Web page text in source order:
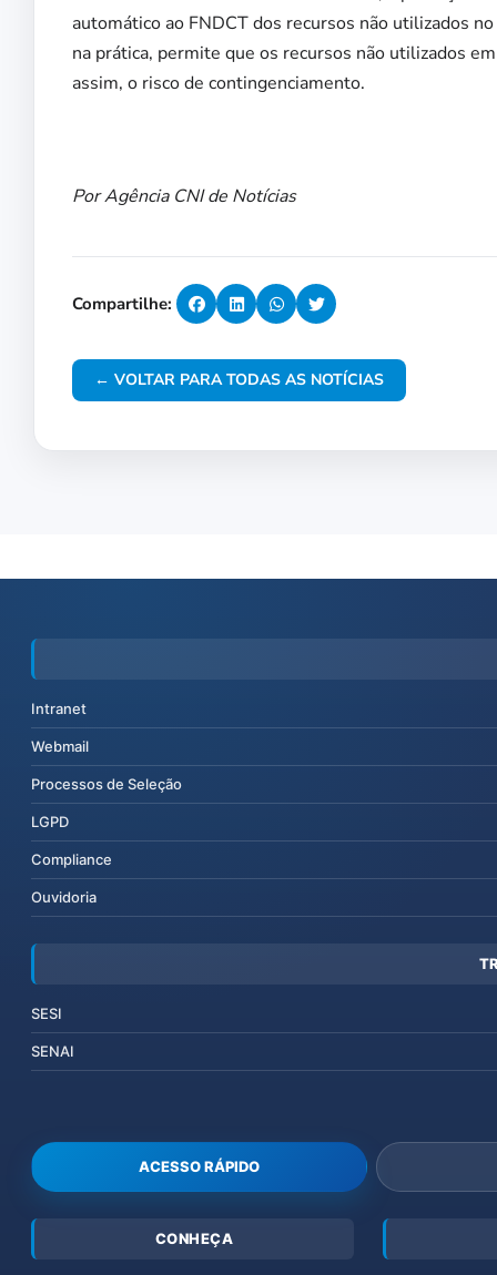
automático ao FNDCT dos recursos não utilizados
na prática, permite que os recursos não utilizados
assim, o risco de contingenciamento.
Por Agência CNI de Notícias
Compartilhe:
← VOLTAR PARA TODAS AS NOTÍCIAS
Intranet
Webmail
Processos de Seleção
LGPD
Compliance
Ouvidoria
SESI
SENAI
ACESSO RÁPIDO
CONHEÇA